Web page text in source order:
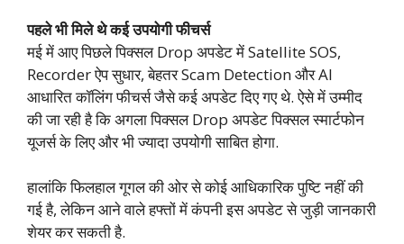
पहले भी मिले थे कई उपयोगी फीचर्स
मई में आए पिछले पिक्सल Drop अपडेट में Satellite SOS,
Recorder ऐप सुधार, बेहतर Scam Detection और AI
आधारित कॉलिंग फीचर्स जैसे कई अपडेट दिए गए थे. ऐसे में उम्मीद
की जा रही है कि अगला पिक्सल Drop अपडेट पिक्सल स्मार्टफोन
यूजर्स के लिए और भी ज्यादा उपयोगी साबित होगा.
हालांकि फिलहाल गूगल की ओर से कोई आधिकारिक पुष्टि नहीं की
गई है, लेकिन आने वाले हफ्तों में कंपनी इस अपडेट से जुड़ी जानकारी
शेयर कर सकती है.